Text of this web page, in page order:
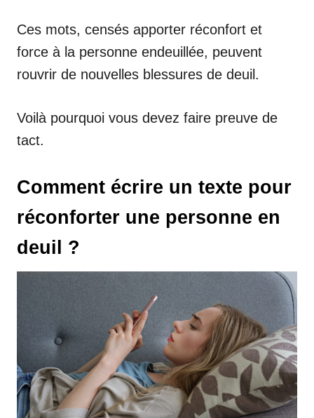
Ces mots, censés apporter réconfort et
force à la personne endeuillée, peuvent
rouvrir de nouvelles blessures de deuil.
Voilà pourquoi vous devez faire preuve de
tact.
Comment écrire un texte pour
réconforter une personne en
deuil ?